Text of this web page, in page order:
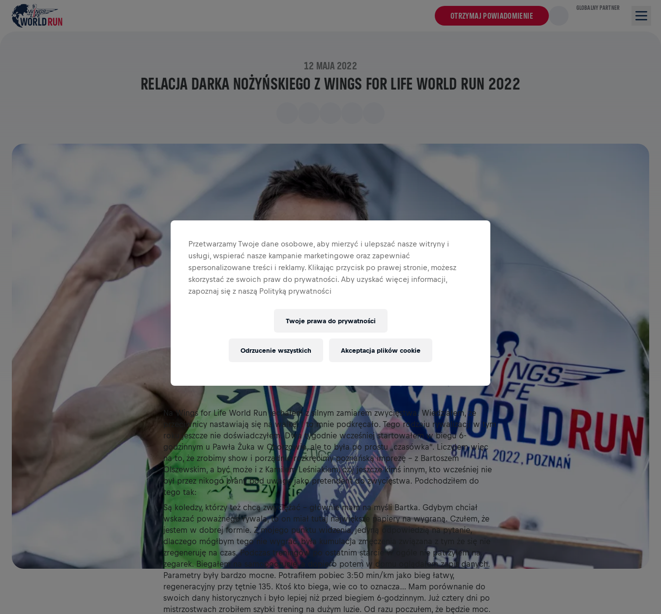
OTRZYMAJ POWIADOMIENIE
GLOBALNY PARTNER
12 MAJA 2022
RELACJA DARKA NOŻYŃSKIEGO Z WINGS FOR LIFE WORLD RUN 2022
Na Wings for Life World Run jechałem z silnym zamiarem zwycięstwa. Wiedziałem, że
przeciwnicy nastawiają się na walkę. I to mnie podkręcało. Tego rodzaju rywalizacji w tym
roku jeszcze nie doświadczyłem. Dwa tygodnie wcześniej startowałem w biegu 6-
godzinnym u Pawła Żuka w Chorzowie, ale to była po prostu „czasówka”. Liczyłem więc
na to, że zrobimy show i porządnie rozkręcimy poznańską imprezę - z Bartoszem
Olszewskim, a być może i z Kamilem Leśniakiem, czy jeszcze kimś innym, kto wcześniej nie
był przez nikogo brany pod uwagę jako pretendent do zwycięstwa. Podchodziłem do
tego tak:
Są koledzy, którzy też chcą zwyciężać – głównie mam na myśli Bartka. Gdybym chciał
wskazać poważnego rywala, to on miał tutaj największe papiery na wygraną. Czułem, że
jestem w dobrej formie. Z mojego punktu widzenia, jedyną odpowiedzią na pytanie,
dlaczego mógłbym tego nie wygrać, była kumulacja zmęczenia związana z tym że się nie
zregeneruję na czas. Podczas treningów po ostatnim starcie w ogóle nie patrzyłem na
zegarek. Biegałem na samopoczucie, a dopiero potem w domu oglądałem zapis danych.
Parametry były bardzo mocne. Potrafiłem pobiec 3:50 min/km jako bieg łatwy,
regeneracyjny przy tętnie 135. Ktoś kto biega, wie co to oznacza… Mam porównanie do
swoich dany historycznych i było lepiej niż przed biegiem 6-godzinnym. Już cztery dni po
mistrzostwach zrobiłem szybki trening na dużym luzie. Od razu poczułem, że będzie moc.
Przetwarzamy Twoje dane osobowe, aby mierzyć i ulepszać nasze witryny i
usługi, wspierać nasze kampanie marketingowe oraz zapewniać
spersonalizowane treści i reklamy. Klikając przycisk po prawej stronie, możesz
skorzystać ze swoich praw do prywatności. Aby uzyskać więcej informacji,
zapoznaj się z naszą Polityką prywatności
Twoje prawa do prywatności
Odrzucenie wszystkich Akceptacja plików cookie